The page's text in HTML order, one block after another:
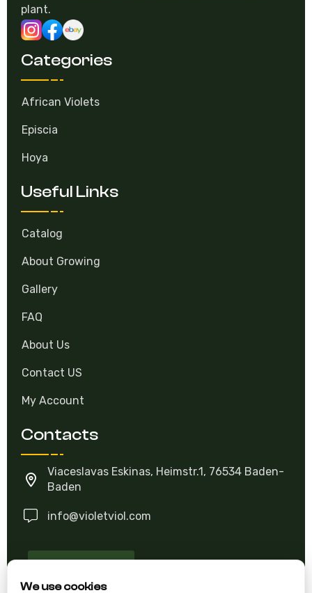
We use cookies
plant.
Categories
African Violets
Episcia
Hoya
Useful Links
Catalog
About Growing
Gallery
FAQ
About Us
Contact US
My Account
Contacts
Viaceslavas Eskinas, Heimstr.1, 76534 Baden-
Baden
info@violetviol.com
Ask A Question